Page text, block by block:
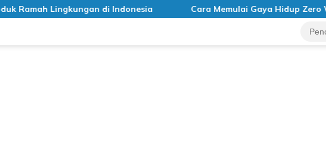
Lingkungan di Indonesia Cara Memulai Gaya Hidup Zero Waste